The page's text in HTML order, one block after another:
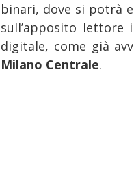
binari, dove si potrà
sull’apposito
digitale, come già
Milano Centrale.